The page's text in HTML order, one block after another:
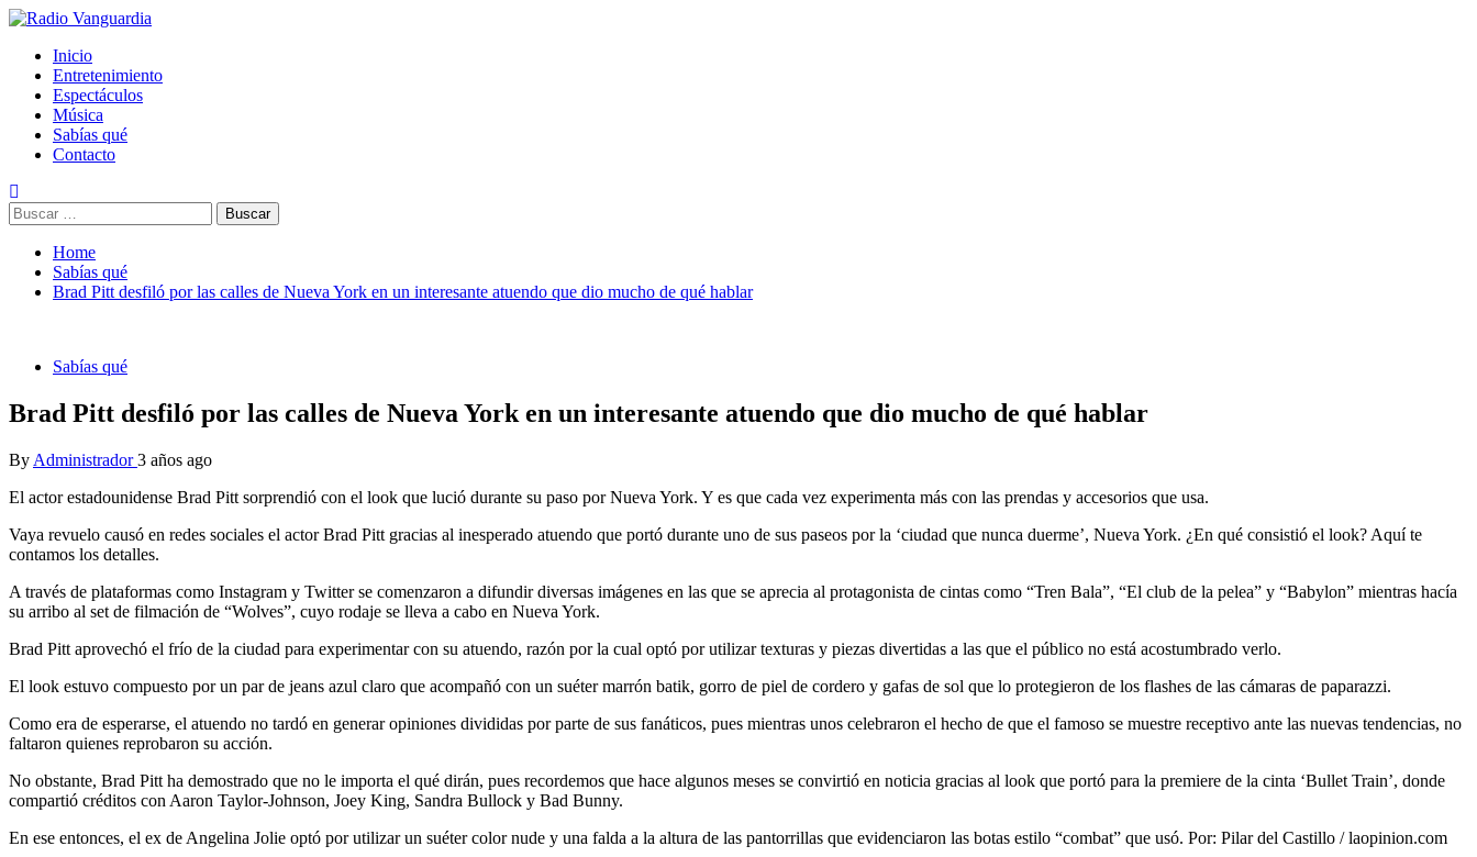
Skip
content
Radio Vanguardia
Tu música y mucho mas
Primary
Menu
Inicio
Entretenimiento
Espectáculos
Música
Sabías qué
Contacto
Buscar:
Home
Sabías qué
Brad Pitt desfiló por las calles de Nueva York en un interesante atuendo que dio mucho de qué hablar
Sabías qué
Brad Pitt desfiló por las calles de Nueva York en un interesante atuendo que dio mucho de qué hablar
By Administrador3 años ago
El actor estadounidense Brad Pitt sorprendió con el look que lució durante su paso por Nueva York. Y es que cada vez experimenta más con las prendas y accesorios que usa.
Vaya revuelo causó en redes sociales el actor Brad Pitt gracias al inesperado atuendo que portó durante uno de sus paseos por la ‘ciudad que nunca duerme’, Nueva York. ¿En qué consistió el look? Aquí te
contamos los detalles.
A través de plataformas como Instagram y Twitter se comenzaron a difundir diversas imágenes en las que se aprecia al protagonista de cintas como “Tren Bala”, “El club de la pelea” y “Babylon” mientras hacía
su arribo al set de filmación de “Wolves”, cuyo rodaje se lleva a cabo en Nueva York.
Brad Pitt aprovechó el frío de la ciudad para experimentar con su atuendo, razón por la cual optó por utilizar texturas y piezas divertidas a las que el público no está acostumbrado verlo.
El look estuvo compuesto por un par de jeans azul claro que acompañó con un suéter marrón batik, gorro de piel de cordero y gafas de sol que lo protegieron de los flashes de las cámaras de paparazzi.
Como era de esperarse, el atuendo no tardó en generar opiniones divididas por parte de sus fanáticos, pues mientras unos celebraron el hecho de que el famoso se muestre receptivo ante las nuevas tendencias, no
faltaron quienes reprobaron su acción.
No obstante, Brad Pitt ha demostrado que no le importa el qué dirán, pues recordemos que hace algunos meses se convirtió en noticia gracias al look que portó para la premiere de la cinta ‘Bullet Train’, donde
compartió créditos con Aaron Taylor-Johnson, Joey King, Sandra Bullock y Bad Bunny.
En ese entonces, el ex de Angelina Jolie optó por utilizar un suéter color nude y una falda a la altura de las pantorrillas que evidenciaron las botas estilo “combat” que usó. Por: Pilar del Castillo / laopinion.com